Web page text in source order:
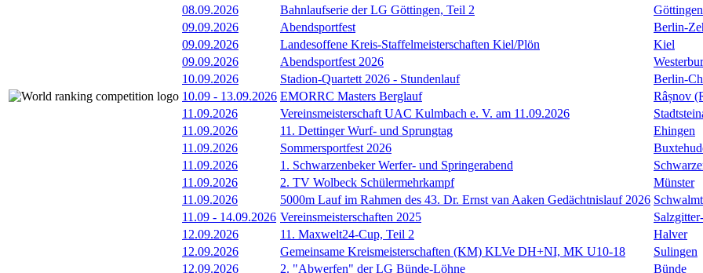
08.09.2026
Bahnlaufserie der LG Göttingen, Teil 2
Göttingen
09.09.2026
Abendsportfest
Berlin-
09.09.2026
Landesoffene Kreis-Staffelmeisterschaften Kiel/Plön
Kiel
09.09.2026
Abendsportfest 2026
10.09.2026
Stadion-Quartett 2026 - Stundenlauf
Berlin-
10.09 - 13.09.2026 EMORRC Masters Berglauf
Râșnov
11.09.2026
Vereinsmeisterschaft UAC Kulmbach e. V. am 11.09.2026
11.09.2026
11. Dettinger Wurf- und Sprungtag
Ehingen
11.09.2026
Sommersportfest 2026
11.09.2026
1. Schwarzenbeker Werfer- und Springerabend
11.09.2026
2. TV Wolbeck Schülermehrkampf
Münster
11.09.2026
5000m Lauf im Rahmen des 43. Dr. Ernst van Aaken Gedächtnislauf 2026
11.09 - 14.09.2026 Vereinsmeisterschaften 2025
12.09.2026
11. Maxwelt24-Cup, Teil 2
Halver
12.09.2026
Gemeinsame Kreismeisterschaften (KM) KLVe DH+NI, MK U10-18
Sulingen
12.09.2026
2. "Abwerfen" der LG Bünde-Löhne Bünde